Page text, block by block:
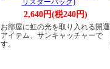
2,640円(税240円)
お部屋に虹の光を取り入れる開運
アイテム、サンキャッチャーで
す。